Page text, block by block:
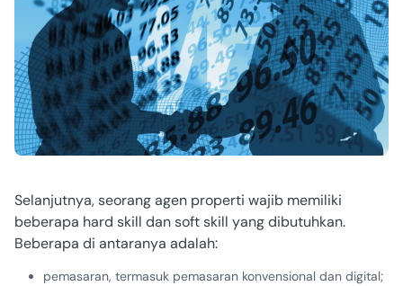
Selanjutnya, seorang agen properti wajib memiliki
beberapa hard skill dan soft skill yang dibutuhkan.
Beberapa di antaranya adalah:
pemasaran, termasuk pemasaran konvensional dan digital;